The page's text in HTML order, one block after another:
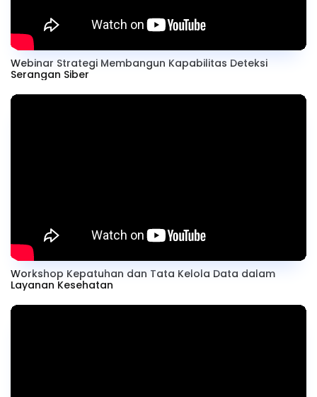
Webinar Strategi Membangun Kapabilitas Deteksi
Serangan Siber
Workshop Kepatuhan dan Tata Kelola Data dalam
Layanan Kesehatan